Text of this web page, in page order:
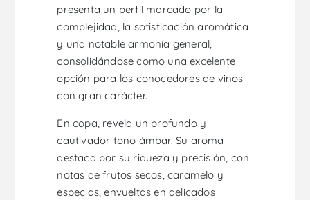
presenta un perfil marcado por la
complejidad, la sofisticación aromática
y una notable armonía general,
consolidándose como una excelente
opción para los conocedores de vinos
con gran carácter.
En copa, revela un profundo y
cautivador tono ámbar. Su aroma
destaca por su riqueza y precisión, con
notas de frutos secos, caramelo y
especias, envueltas en delicados